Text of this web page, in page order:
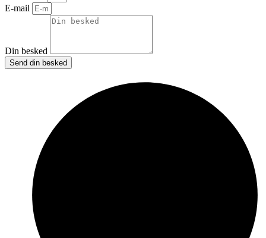
E-mail
Din besked
Send din besked